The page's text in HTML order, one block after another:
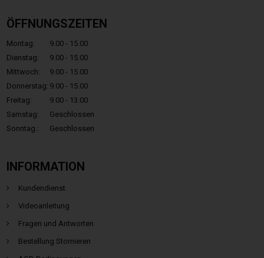
ÖFFNUNGSZEITEN
Montag:
9.00 - 15.00
Dienstag:
9.00 - 15.00
Mittwoch:
9.00 - 15.00
Donnerstag: 9.00 - 15.00
Freitag:
9.00 - 13.00
Samstag:
Geschlossen
Sonntag.:
Geschlossen
INFORMATION
Kundendienst
Videoanleitung
Fragen und Antworten
Bestellung Stornieren